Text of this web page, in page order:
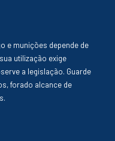
e munições depende de
utilização exige
a legislação. Guarde
forado alcance de